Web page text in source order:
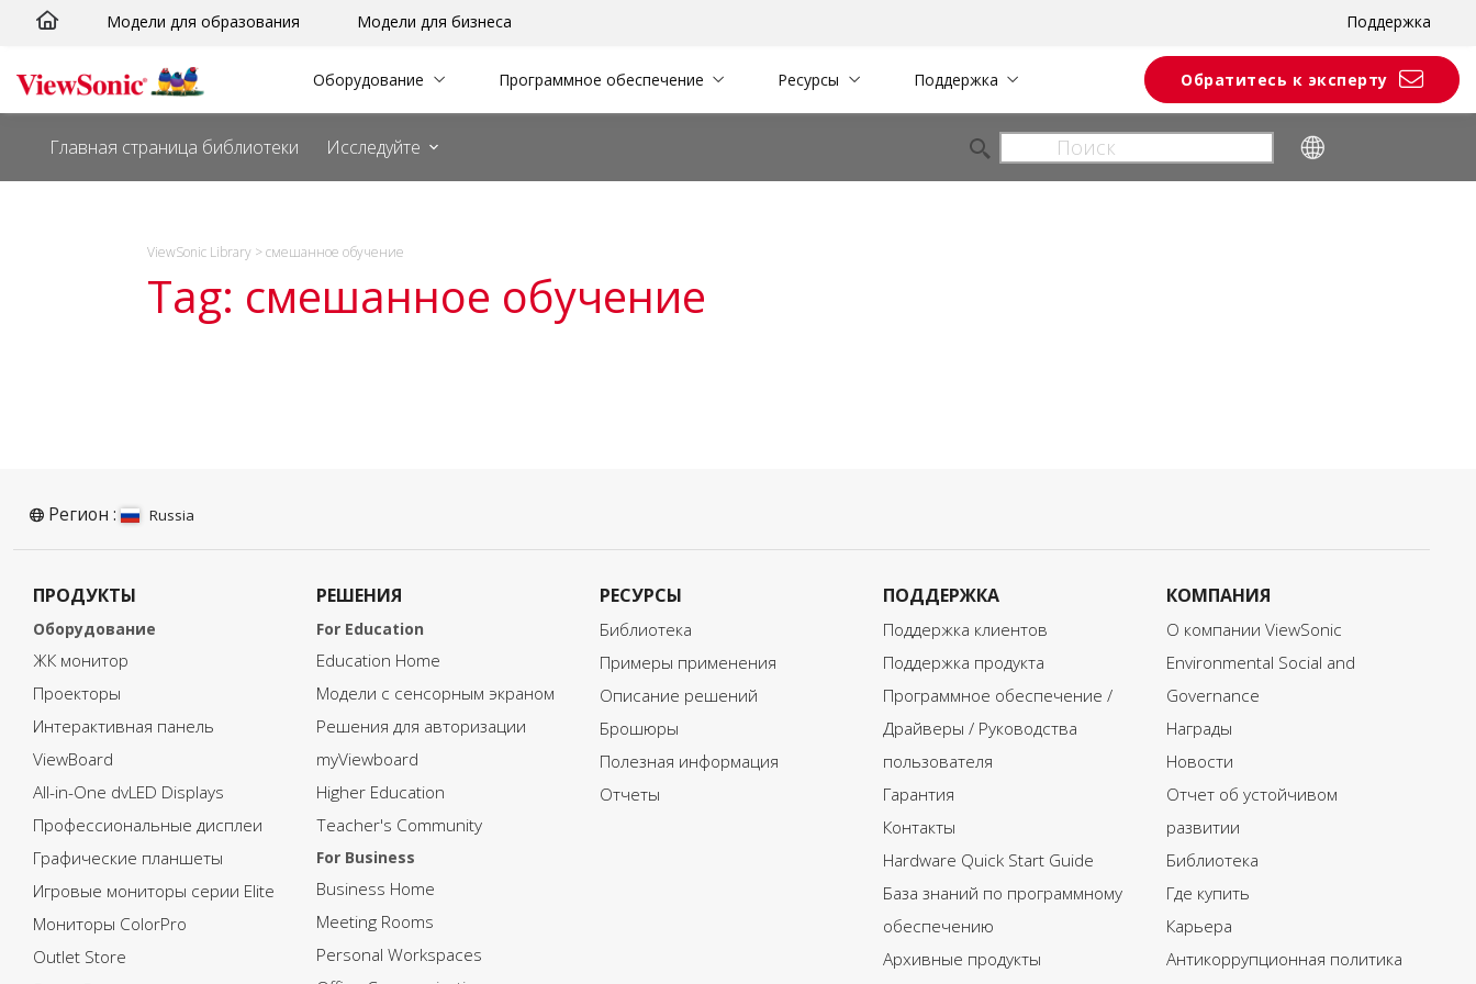
Перейти
сути
Модели для образования Модели для бизнеса Поддержка
Оборудование Программное обеспечение Ресурсы Поддержка Обратитесь к эксперту
Главная страница библиотеки Исследуйте
ViewSonic Library >смешанное обучение
Tag: смешанное обучение
Регион : Russia
ПРОДУКТЫ
Оборудование
ЖК монитор
Проекторы
Интерактивная панель
ViewBoard
All-in-One dvLED Displays
Профессиональные дисплеи
Графические планшеты
Игровые мониторы серии Elite
Мониторы ColorPro
Outlet Store
РЕШЕНИЯ
For Education
Education Home
Модели с сенсорным экраном
Решения для авторизации
myViewboard
Higher Education
Teacher's Community
For Business
Business Home
Meeting Rooms
Personal Workspaces
РЕСУРСЫ
Библиотека
Примеры применения
Описание решений
Брошюры
Полезная информация
Отчеты
ПОДДЕРЖКА
Поддержка клиентов
Поддержка продукта
Программное обеспечение /
Драйверы / Руководства
пользователя
Гарантия
Контакты
Hardware Quick Start Guide
База знаний по программному
обеспечению
Архивные продукты
КОМПАНИЯ
О компании ViewSonic
Environmental Social and
Governance
Награды
Новости
Отчет об устойчивом
развитии
Библиотека
Где купить
Карьера
Антикоррупционная политика